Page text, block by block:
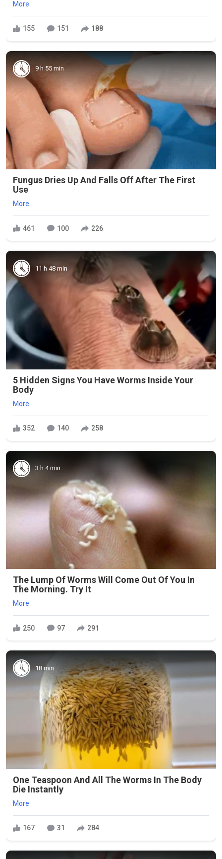
More
155 151 188
9 h 55 min
Fungus Dries Up And Falls Off After The First
Use
More
461 100 226
11 h 48 min
5 Hidden Signs You Have Worms Inside Your
Body
More
352 140 258
3 h 4 min
The Lump Of Worms Will Come Out Of You In
The Morning. Try It
More
250 97 291
18 min
One Teaspoon And All The Worms In The Body
Die Instantly
More
167 31 284